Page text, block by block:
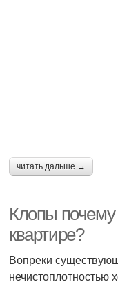
читать дальше →
Клопы
квартире?
Вопреки
нечистоплотностью